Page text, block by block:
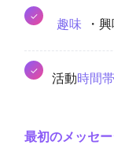
趣味 ・
活動時間帯
最初のメッセー